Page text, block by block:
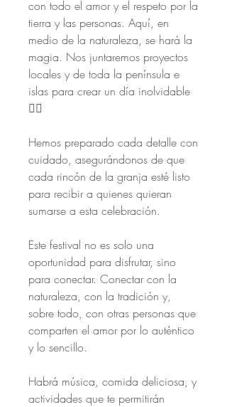
con todo el amor y el respeto por la
tierra y las personas. Aquí, en
medio de la naturaleza, se hará la
magia. Nos juntaremos proyectos
locales y de toda la península e
islas para crear un día inolvidable
❤️‍🔥
Hemos preparado cada detalle con
cuidado, asegurándonos de que
cada rincón de la granja esté listo
para recibir a quienes quieran
sumarse a esta celebración.
Este festival no es solo una
oportunidad para disfrutar, sino
para conectar. Conectar con la
naturaleza, con la tradición y,
sobre todo, con otras personas que
comparten el amor por lo auténtico
y lo sencillo.
Habrá música, comida deliciosa, y
actividades que te permitirán